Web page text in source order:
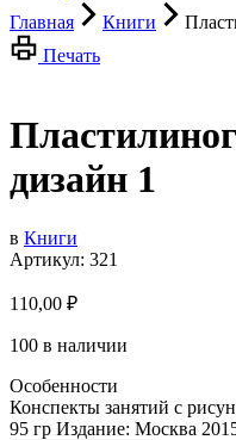
Главная
Книги
Печать
дизайн 1
в Книги
Артикул: 321
110,00 ₽
100 в наличии
Особенности
Конспекты занятий с
95 гр Издание: Москва